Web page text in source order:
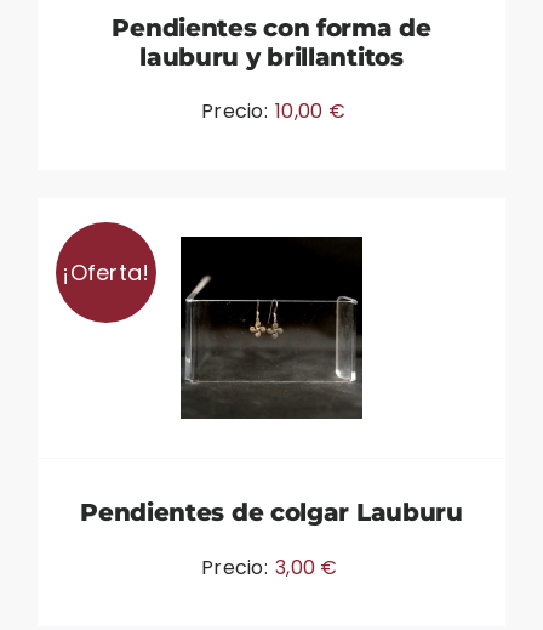
Pendientes con forma de
lauburu y brillantitos
Precio: 10,00 €
¡Oferta!
Pendientes de colgar Lauburu
Precio: 3,00 €